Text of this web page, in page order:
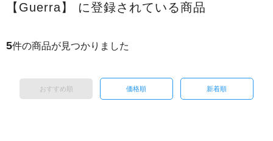
【Guerra】 に登録されている商品
5件の商品が見つかりました
おすすめ順 価格順 新着順